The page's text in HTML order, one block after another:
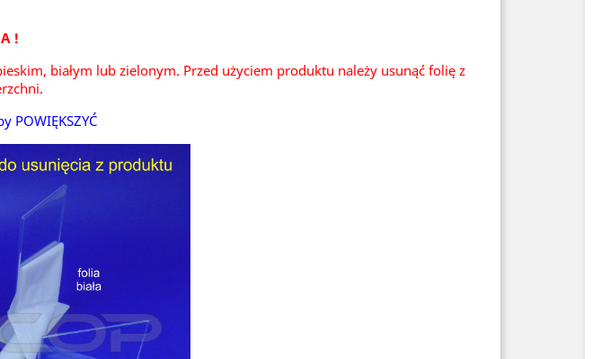
!
białym lub zielonym. Przed użyciem produktu należy usunąć folię z
POWIĘKSZYĆ